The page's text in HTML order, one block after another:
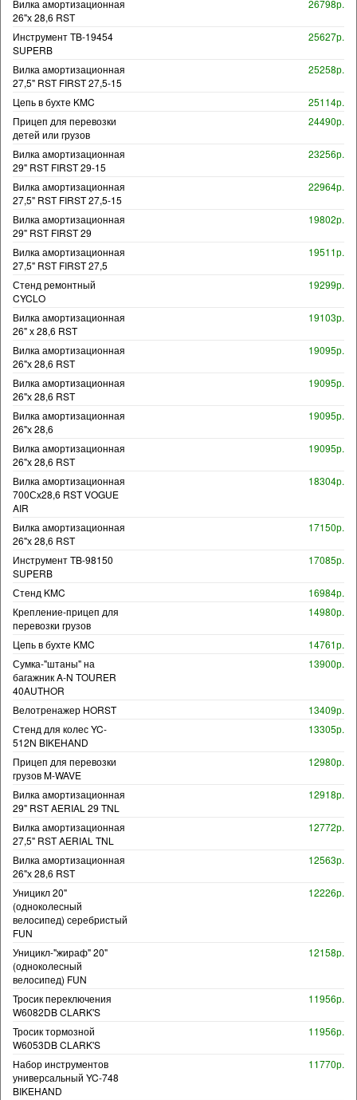
Вилка амортизационная
26"х 28,6 RST
26798р.
Инструмент TB-19454
SUPERB
25627р.
Вилка амортизационная
27,5" RST FIRST 27,5-15
25258р.
Цепь в бухте KMC
25114р.
Прицеп для перевозки
детей или грузов
24490р.
Вилка амортизационная
29" RST FIRST 29-15
23256р.
Вилка амортизационная
27,5" RST FIRST 27,5-15
22964р.
Вилка амортизационная
29" RST FIRST 29
19802р.
Вилка амортизационная
27,5" RST FIRST 27,5
19511р.
Стенд ремонтный
CYCLO
19299р.
Вилка амортизационная
26" х 28,6 RST
19103р.
Вилка амортизационная
26"х 28,6 RST
19095р.
Вилка амортизационная
26"х 28,6 RST
19095р.
Вилка амортизационная
26"х 28,6
19095р.
Вилка амортизационная
26"х 28,6 RST
19095р.
Вилка амортизационная
700Сх28,6 RST VOGUE
AIR
18304р.
Вилка амортизационная
26"х 28,6 RST
17150р.
Инструмент TB-98150
SUPERB
17085р.
Стенд KMC
16984р.
Крепление-прицеп для
перевозки грузов
14980р.
Цепь в бухте KMC
14761р.
Сумка-"штаны" на
багажник A-N TOURER
40AUTHOR
13900р.
Велотренажер HORST
13409р.
Стенд для колес YC-
512N BIKEHAND
13305р.
Прицеп для перевозки
грузов M-WAVE
12980р.
Вилка амортизационная
29" RST AERIAL 29 TNL
12918р.
Вилка амортизационная
27,5" RST AERIAL TNL
12772р.
Вилка амортизационная
26"х 28,6 RST
12563р.
Уницикл 20"
(одноколесный
велосипед) серебристый
FUN
12226р.
Уницикл-"жираф" 20"
(одноколесный
велосипед) FUN
12158р.
Тросик переключения
W6082DB CLARK'S
11956р.
Тросик тормозной
W6053DB CLARK'S
11956р.
Набор инструментов
универсальный YC-748
BIKEHAND
11770р.